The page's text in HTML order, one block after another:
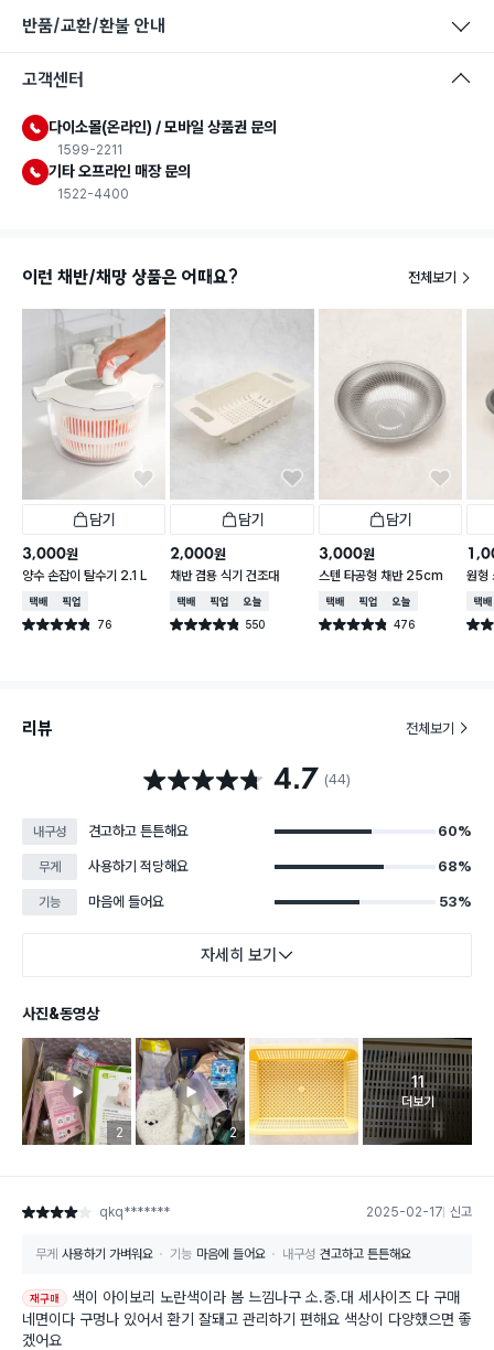
반품/교환/환불 안내
고객센터
다이소몰(온라인) / 모바일 상품권 문의
1599-2211
기타 오프라인 매장 문의
1522-4400
이런 채반/채망 상품은 어때요? 전체보기
담기
3,000원
양수 손잡이 탈수기 2.1 L
택배배송매장픽업
별점 4.8점 76
건 작성
담기
2,000원
채반 겸용 식기 건조대
택배배송매장픽업오늘배송
별점 4.8점 550
건 작성
담기
3,000원
스텐 타공형 채반 25cm
택배배송매장픽업오늘배송
별점 4.8점 476
건 작성
원형
택배
별점
리뷰 전체보기
별점 4.7점 4.7 (44)
내구성 견고하고 튼튼해요 60%
무게 사용하기 적당해요 68%
기능 마음에 들어요 53%
자세히 보기
사진&동영상
리뷰 이미지 등록 개수
2 리뷰 이미지 등록 개수
2
고객 리뷰
11
더보기
별점 4점 qkq******* 2025-02-17 신고
무게 사용하기 가벼워요 기능 마음에 들어요 내구성 견고하고 튼튼해요
재구매
색이 아이보리 노란색이라 봄 느낌나구 소.중.대 세사이즈 다 구매
네면이다 구멍나 있어서 환기 잘돼고 관리하기 편해요 색상이 다양했으면 좋
겠어요